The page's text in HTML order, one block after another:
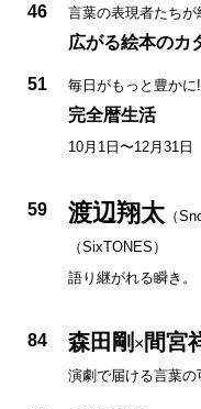
46 言葉の表現者たちが
広がる絵本のカ
51 毎日がもっと豊かに!
完全暦生活
10月1日〜12月31日
59 渡辺翔太 （
（SixTONES）
語り継がれる瞬き。
84 森田剛 × 間宮
演劇で届ける言葉の